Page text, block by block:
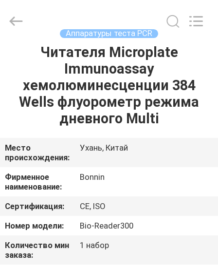
ПРОДУКТЫ
О
НАС
ПУТЕШЕСТВИЕ
ФАБРИКИ
ПРОВЕРКА
КАЧЕСТВА
Rights
Аппаратуры теста PCR
Читателя Microplate
Immunoassay
хемолюминесценции 384
Wells флуорометр режима
дневного Multi
Место
происхождения:
Ухань, Китай
Фирменное
наименование:
Bonnin
Сертификация:
CE, ISO
Номер модели:
Bio-Reader300
Количество мин
заказа:
1 набор